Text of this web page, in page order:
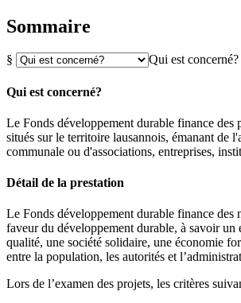
Sommaire
§ Qui est concerné?
Qui est concerné?
Le Fonds développement durable finance des
situés sur le territoire lausannois, émanant de
communale ou d'associations, entreprises,
Détail de la prestation
Le Fonds développement durable finance des
faveur du développement durable, à savoir un
qualité, une société solidaire, une économie
entre la population, les autorités et
Lors de l’examen des projets, les critères